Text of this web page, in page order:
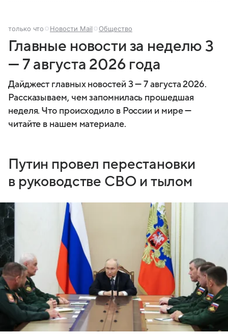
только что Новости Mail Общество
Главные новости за неделю 3
— 7 августа 2026 года
Дайджест главных новостей 3 — 7 августа 2026.
Рассказываем, чем запомнилась прошедшая
неделя. Что происходило в России и мире —
читайте в нашем материале.
Путин провел перестановки
в руководстве СВО и тылом